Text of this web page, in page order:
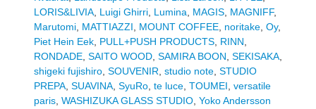
LORIS&LIVIA, Luigi Ghirri, Lumina MAGIS, MAGNIFF,
Marutomi, MATTIAZZI MOUNT COFFEE, noritake, Oy,
Piet Hein Eek, PULL+PUSH PRODUCTS, RINN
RONDADE, SAITO WOOD, SAMIRA BOON SEKISAKA,
shigeki fujishiro, SOUVENIR studio note, STUDIO
PREPA, SUAVINA, SyuRo, te luce, TOUMEI versatile
paris, WASHIZUKA GLASS STUDIO, Yoko Andersson